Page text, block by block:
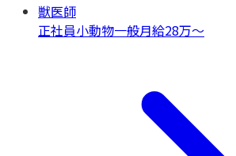
獣医師
正社員小動物一般月給28万〜